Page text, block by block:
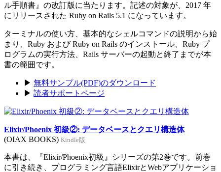
ル手順書』の改訂版に当たります。記述の対象が、2017 年
にリリースされた Ruby on Rails 5.1 になっています。
ターミナルの使い方、基本的なシェルコマンドの説明から始
まり、Ruby および Ruby on Rails のインストール、Ruby プ
ログラムの実行方法、Rails サーバーの起動と終了までが本
書の範囲です。
▶ 無料サンプル(PDF)のダウンロード
▶ 読者サポートページ
Elixir/Phoenix 初級②: データベースとクエリ構造体
(OIAX BOOKS) Kindle版
本書は、『Elixir/Phoenix初級』シリーズの第2巻です。前巻
に引き続き、プログラミング言語ElixirとWebアプリケーショ